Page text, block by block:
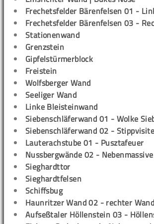
Frechetsfelder Bärenfelsen 01 -
Frechetsfelder Bärenfelsen 03 -
Stationenwand
Grenzstein
Gipfelstürmerblock
Freistein
Wolfsberger Wand
Seeliger Wand
Linke Bleisteinwand
Siebenschläferwand 01 - Wolke
Siebenschläferwand 02 - Stippvisite
Lauterachstube 01 - Pusztafeuer
Nussbergwände 02 - Nebenmassive
Sieghardttor
Sieghardtfelsen
Schiffsbug
Haunritzer Wand 02 - rechter
Aufseßtaler Höllenstein 03 -